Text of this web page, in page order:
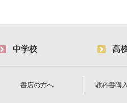
中学校 高
書店の方へ 教科書購